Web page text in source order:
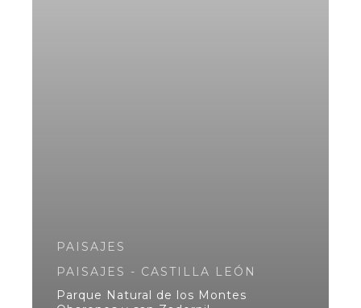
PAISAJES
PAISAJES - CASTILLA LEÓN
Parque Natural de los Montes